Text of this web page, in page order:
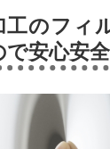
工のフィ
安心安全